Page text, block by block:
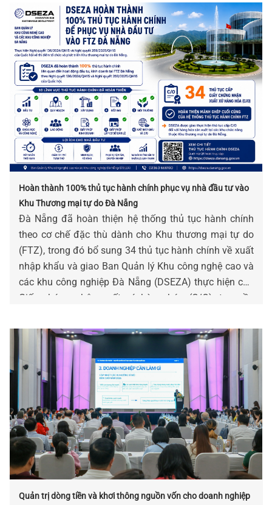
Hoàn thành 100% thủ tục hành chính phục vụ nhà đầu tư vào
Khu Thương mại tự do Đà Nẵng
Đà Nẵng đã hoàn thiện hệ thống thủ tục hành chính
theo cơ chế đặc thù dành cho Khu thương mại tự do
(FTZ), trong đó bổ sung 34 thủ tục hành chính về xuất
nhập khẩu và giao Ban Quản lý Khu công nghệ cao và
các khu công nghiệp Đà Nẵng (DSEZA) thực hiện cấp
Giấy chứng nhận xuất xứ hàng hóa (C/O), tạo nền
quả thu hút đầu tư và phát triển thương mại quốc tế.
Quản trị dòng tiền và khơi thông nguồn vốn cho doanh nghiệp